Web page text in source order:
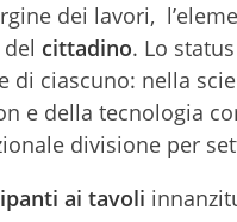
dei lavori,
cittadino. Lo
ciascuno: nella
e della tecnologia
divisione per
ai tavoli